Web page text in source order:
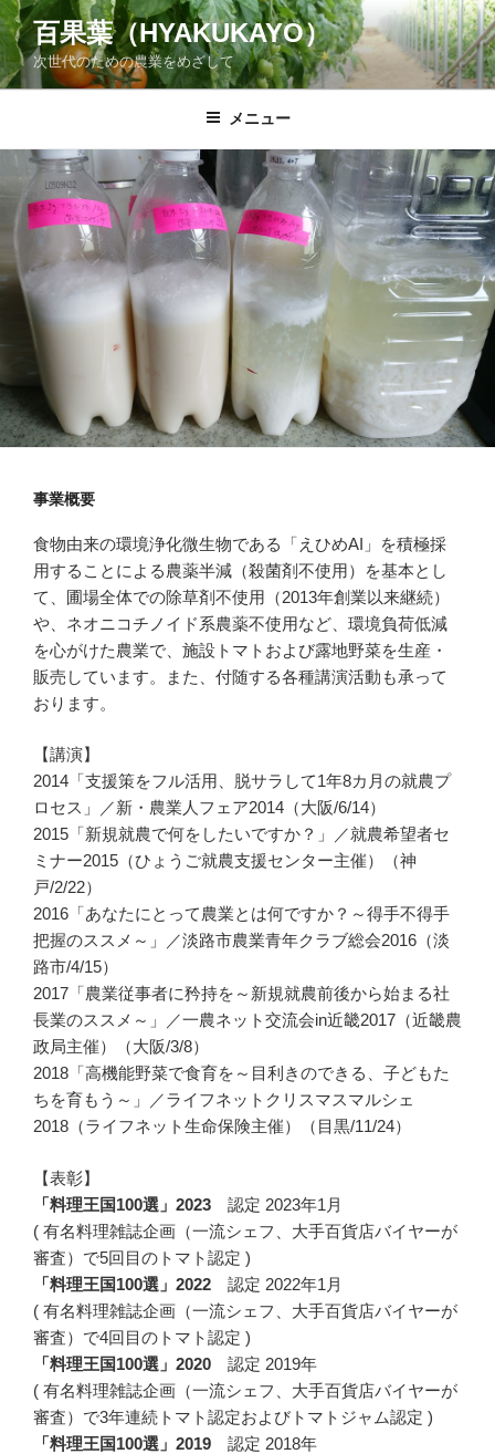
コ
ン
テ
ン
プ
百果葉（HYAKUKAYO）
次世代のための農業をめざして
メニュー
事業概要
食物由来の環境浄化微生物である「えひめAI」を積極採
用することによる農薬半減（殺菌剤不使用）を基本とし
て、圃場全体での除草剤不使用（2013年創業以来継続）
や、ネオニコチノイド系農薬不使用など、環境負荷低減
を心がけた農業で、施設トマトおよび露地野菜を生産・
販売しています。また、付随する各種講演活動も承って
おります。
【講演】
2014「支援策をフル活用、脱サラして1年8カ月の就農プ
ロセス」／新・農業人フェア2014（大阪/6/14）
2015「新規就農で何をしたいですか？」／就農希望者セ
ミナー2015（ひょうご就農支援センター主催）（神
戸/2/22）
2016「あなたにとって農業とは何ですか？～得手不得手
把握のススメ～」／淡路市農業青年クラブ総会2016（淡
路市/4/15）
2017「農業従事者に矜持を～新規就農前後から始まる社
長業のススメ～」／一農ネット交流会in近畿2017（近畿農
政局主催）（大阪/3/8）
2018「高機能野菜で食育を～目利きのできる、子どもた
ちを育もう～」／ライフネットクリスマスマルシェ
2018（ライフネット生命保険主催）（目黒/11/24）
【表彰】
「料理王国100選」2023 認定 2023年1月
( 有名料理雑誌企画（一流シェフ、大手百貨店バイヤーが
審査）で5回目のトマト認定 )
「料理王国100選」2022 認定 2022年1月
( 有名料理雑誌企画（一流シェフ、大手百貨店バイヤーが
審査）で4回目のトマト認定 )
「料理王国100選」2020 認定 2019年
( 有名料理雑誌企画（一流シェフ、大手百貨店バイヤーが
審査）で3年連続トマト認定およびトマトジャム認定 )
「料理王国100選」2019 認定 2018年